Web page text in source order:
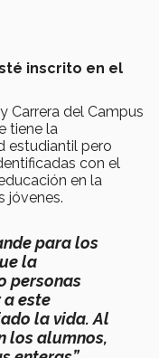
inscrito en el
Carrera del Campus
tiene la
estudiantil pero
con el
en la
jóvenes.
para los
la
personas
a este
la vida. Al
los alumnos,